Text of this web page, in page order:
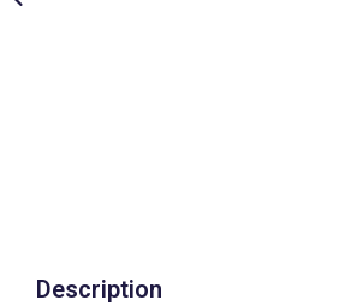
Description